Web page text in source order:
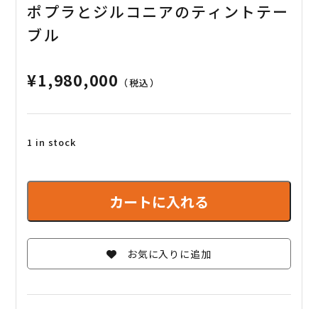
ポプラとジルコニアのティントテー
ブル
¥1,980,000 （税込）
1 in stock
ポ
ジ
カートに入れる
お気に入りに追加